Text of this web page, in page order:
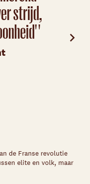
strijd,
'
de Franse revolutie
elite en volk, maar